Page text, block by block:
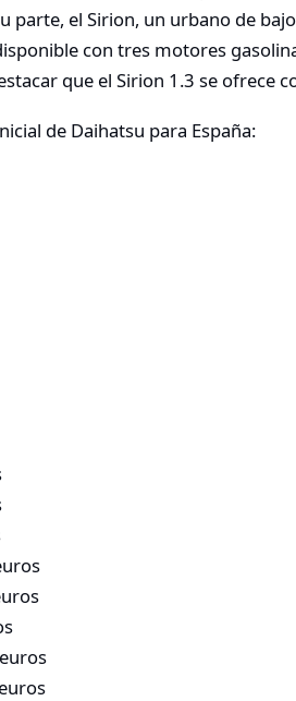
parte, el Sirion, un urbano de
con tres motores
que el Sirion 1.3 se ofrece
de Daihatsu para España: